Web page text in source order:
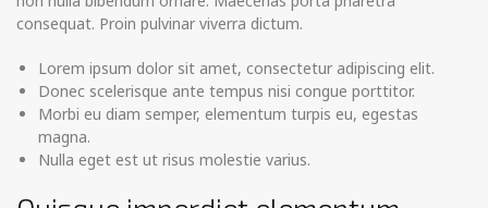
consequat. Proin pulvinar viverra dictum.
Lorem ipsum dolor sit amet, consectetur adipiscing elit.
Donec scelerisque ante tempus nisi congue porttitor.
Morbi eu diam semper, elementum turpis eu, egestas
magna.
Nulla eget est ut risus molestie varius.